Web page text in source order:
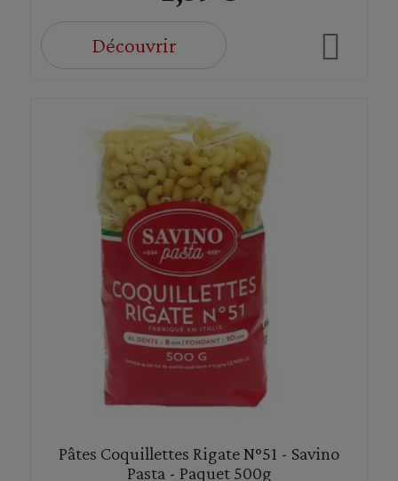
Découvrir
Pâtes Coquillettes Rigate N°51 - Savino
Pasta - Paquet 500g